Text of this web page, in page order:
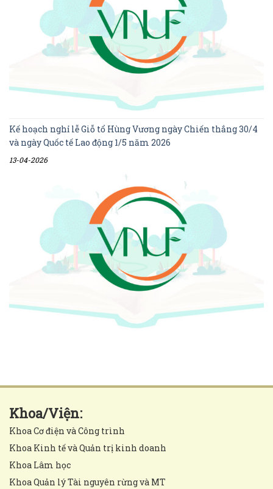
Kế hoạch nghỉ lễ Giỗ tổ Hùng Vương ngày Chiến thắng 30/4
và ngày Quốc tế Lao động 1/5 năm 2026
13-04-2026
Khoa/Viện:
Khoa Cơ điện và Công trình
Khoa Kinh tế và Quản trị kinh doanh
Khoa Lâm học
Khoa Quản lý Tài nguyên rừng và MT